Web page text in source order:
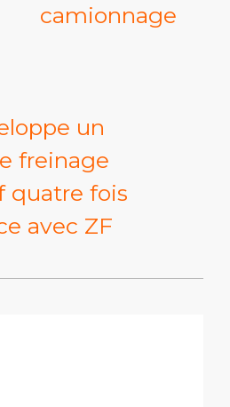
camionnage
un
freinage
quatre fois
avec ZF